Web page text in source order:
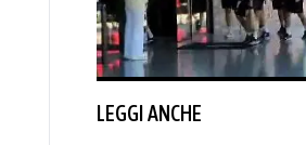
LEGGI ANCHE